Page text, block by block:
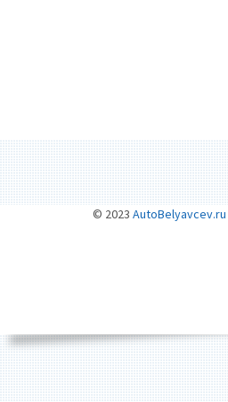
© 2023 AutoBelyavcev.ru